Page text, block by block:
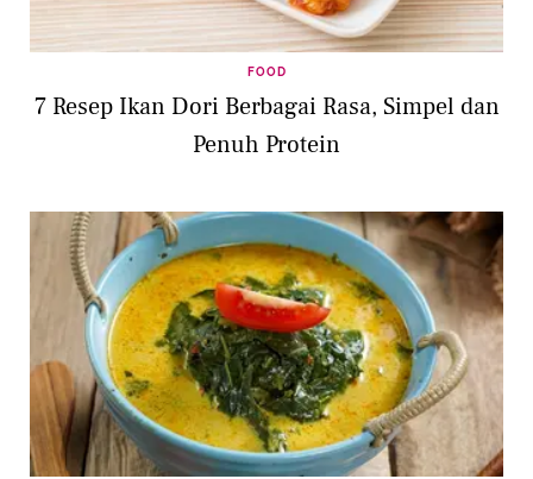
FOOD
7 Resep Ikan Dori Berbagai Rasa, Simpel dan
Penuh Protein